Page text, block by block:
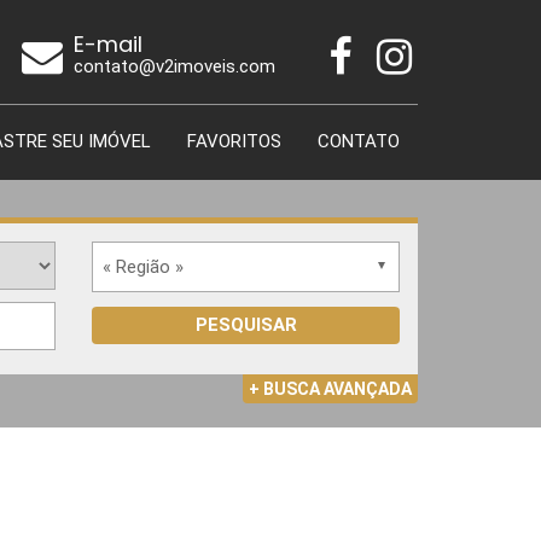
E-mail
contato@v2imoveis.com
SEU IMÓVEL FAVORITOS CONTATO
« Região »
PESQUISAR
+ BUSCA AVANÇADA